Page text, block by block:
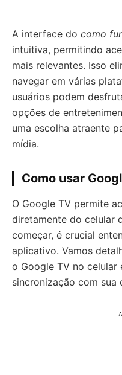
A interface do como
intuitiva, permitindo
mais relevantes. Isso
navegar em várias
usuários podem
opções de
uma escolha atraente
mídia.
Como usar
O Google TV permite
diretamente do celular
começar, é crucial
aplicativo. Vamos
o Google TV no celular
sincronização com sua